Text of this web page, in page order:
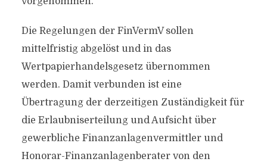
Die Regelungen der FinVermV sollen
mittelfristig abgelöst und in das
Wertpapierhandelsgesetz übernommen
werden. Damit verbunden ist eine
Übertragung der derzeitigen Zuständigkeit für
die Erlaubniserteilung und Aufsicht über
gewerbliche Finanzanlagenvermittler und
Honorar-Finanzanlagenberater von den